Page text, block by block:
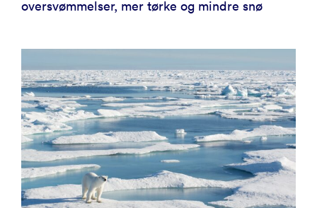
oversvømmelser, mer tørke og mindre snø